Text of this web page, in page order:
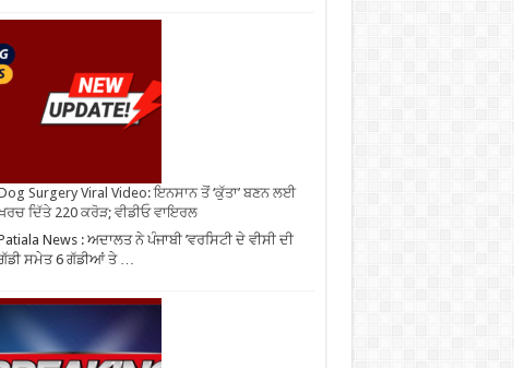
Surgery Viral Video: ਇਨਸਾਨ ਤੋਂ ‘ਕੁੱਤਾ’ ਬਣਨ ਲਈ
ਦਿੱਤੇ 220 ਕਰੋੜ; ਵੀਡੀਓ ਵਾਇਰਲ
News : ਅਦਾਲਤ ਨੇ ਪੰਜਾਬੀ ’ਵਰਸਿਟੀ ਦੇ ਵੀਸੀ ਦੀ
ਸਮੇਤ 6 ਗੱਡੀਆਂ ਤੇ …